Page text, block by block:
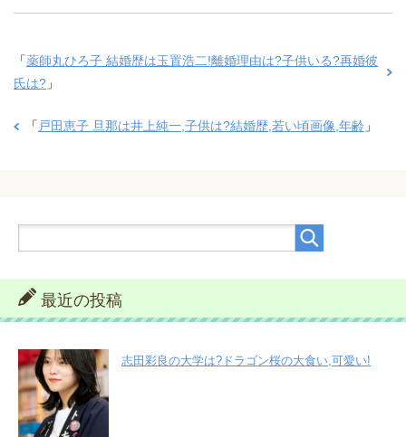
「薬師丸ひろ子 結婚歴は玉置浩二!離婚理由は?子供いる?再婚彼
氏は? 」
「 戸田恵子 旦那は井上純一,子供は?結婚歴,若い頃画像,年齢 」
最近の投稿
志田彩良の大学は?ドラゴン桜の大食い,可愛い!